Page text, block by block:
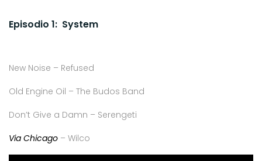
Episodio 1: System
New Noise – Refused
Old Engine Oil – The Budos Band
Don’t Give a Damn – Serengeti
Via Chicago – Wilco